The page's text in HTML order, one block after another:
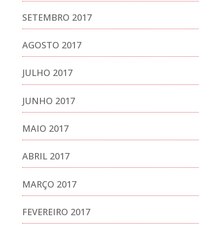
SETEMBRO 2017
AGOSTO 2017
JULHO 2017
JUNHO 2017
MAIO 2017
ABRIL 2017
MARÇO 2017
FEVEREIRO 2017